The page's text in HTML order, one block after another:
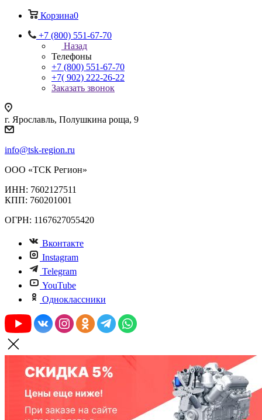
Корзина0
+7 (800) 551-67-70
Назад
Телефоны
+7 (800) 551-67-70
+7( 902) 222-26-22
Заказать звонок
г. Ярославль, Полушкина роща, 9
info@tsk-region.ru
ООО «ТСК Регион»
ИНН: 7602127511
КПП: 760201001
ОГРН: 1167627055420
Вконтакте
Instagram
Telegram
YouTube
Одноклассники